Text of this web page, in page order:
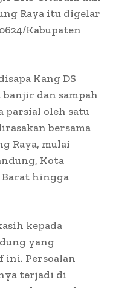
Raya itu digelar
Kabupaten
Kang DS
banjir dan sampah
parsial oleh satu
bersama
Raya, mulai
Kota
Barat hingga
kepada
yang
ini. Persoalan
terjadi di